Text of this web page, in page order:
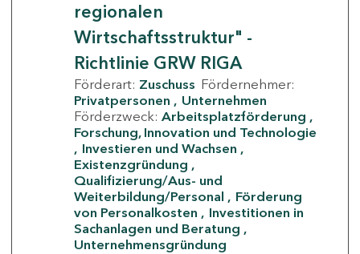
regionalen
Wirtschaftsstruktur" -
Richtlinie GRW RIGA
Förderart: Zuschuss Fördernehmer:
Privatpersonen
Unternehmen
Förderzweck: Arbeitsplatzförderung
Forschung, Innovation und Technologie
Investieren und Wachsen
Existenzgründung
Qualifizierung/Aus- und
Weiterbildung/Personal
Förderung
von Personalkosten
Investitionen in
Sachanlagen und Beratung
Unternehmensgründung